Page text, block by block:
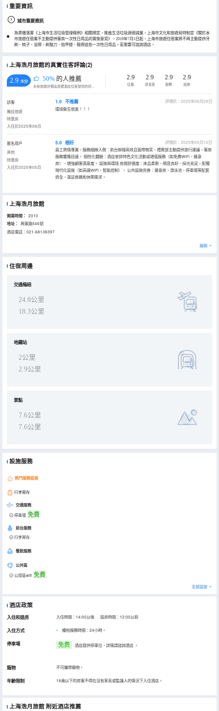
重要資訊
城市重要資訊
為貫徹落實《上海市生活垃圾管理條例》相關規定，推進生活垃圾源頭減量，上海市文化和旅遊局特制定《關於本
市旅遊住宿業不主動提供客房一次性日用品的實施意見》，2019年7月1日起，上海市旅遊住宿業將不再主動提供牙
刷、梳子、浴擦、剃鬚刀、指甲銼、鞋擦這些一次性日用品。若需要可諮詢酒店。
上海浩月旅館的真實住客評論(2)
2.9 /5分 50% 的人推薦
永安旅遊評價由真實酒店住客提供的評價。
2.9
位置
2.9
清潔度
2.9
服務
2.9
設施
訪客
獨自旅遊
特惠房
入住於2025年08月
1.0 不推薦
評價於：2025年08月29日
環境衞生很差！！！
匿名用戶
其他
特惠房
入住於2025年05月
5.0 極好
評價於：2025年05月10日
員工熱情專業，服務細緻入微：前台辦理高效且面帶微笑，禮賓部主動提供旅行建議，客房
服務響應迅速。 個性化體驗：酒店安排特色文化活動或增值服務（如免費WiFi、健身
房），增強顧客滿意度。 設施與環境 房間舒適度：床品柔軟、隔音良好、採光充足，配備
現代化設施（如高速WiFi、智能控制）。 公共設施完善：健身房、游泳池、停車場等配套
齊全，滿足商務和休閑需求。
上海浩月旅館
開業時間： 2010
地址：
周東路546號
酒店電話：021-68138397
展開
住宿周邊
交通樞紐
24.8公里
18.3公里
地鐵站
2公里
2.9公里
景點
7.6公里
7.6公里
設施服務
熱門服務設施
行李寄存
交通服務
停車場 免費
前台服務
行李寄存
餐飲服務
公共區
公用區wifi 免費
全部設施
酒店政策
入住和退房 入住時間：14:00以後 退房時間：12:00以前
入住方式 櫃枱服務時間：24小時。
停車場 免费 酒店提供停車位，詳情請諮詢酒店 。
寵物 不可攜帶寵物。
年齡限制 18歲以下的房客不得在沒有家長或監護人的情況下入住酒店。
上海浩月旅館 附近酒店推薦